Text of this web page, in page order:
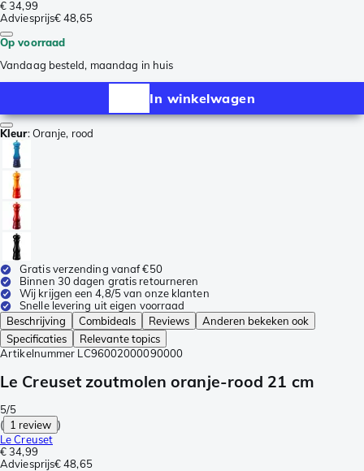
€ 34,99
Adviesprijs€ 48,65
Op voorraad
Vandaag besteld, maandag in huis
In winkelwagen
Kleur:Oranje, rood
Gratis verzending vanaf €50
Binnen 30 dagen gratis retourneren
Wij krijgen een 4,8/5 van onze klanten
Snelle levering uit eigen voorraad
Beschrijving
Combideals Reviews
Anderen bekeken ook
Specificaties
Relevante topics
Artikelnummer LC96002000090000
Le Creuset zoutmolen oranje-rood 21 cm
5/5
( 1 review )
Le Creuset
€ 34,99
Adviesprijs€ 48,65